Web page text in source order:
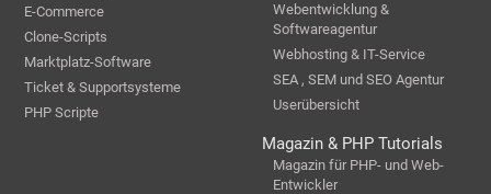
E-Commerce
Clone-Scripts
Marktplatz-Software
Ticket & Supportsysteme
PHP Scripte
Webentwicklung &
Softwareagentur
Webhosting & IT-Service
SEA , SEM und SEO Agentur
Userübersicht
Magazin & PHP Tutorials
Magazin für PHP- und Web-
Entwickler